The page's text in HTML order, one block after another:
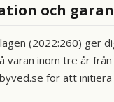
och
(2022:260) ger
varan inom tre år
för att initiera